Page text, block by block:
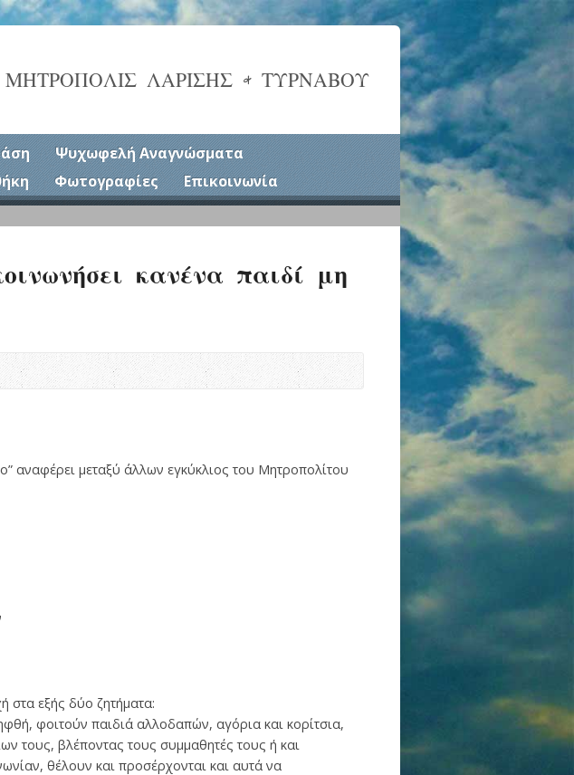
ΜΗΤΡΟΠΟΛΙΣ ΛΑΡΙΣΗΣ & ΤΥΡΝΑΒΟΥ
Ψυχωφελή Αναγνώσματα
Φωτογραφίες Επικοινωνία
κανένα παιδί μη
αναφέρει μεταξύ άλλων εγκύκλιος του Μητροπολίτου
στα εξής δύο ζητήματα:
φοιτούν παιδιά αλλοδαπών, αγόρια και κορίτσια,
τους, βλέποντας τους συμμαθητές τους ή και
θέλουν και προσέρχονται και αυτά να